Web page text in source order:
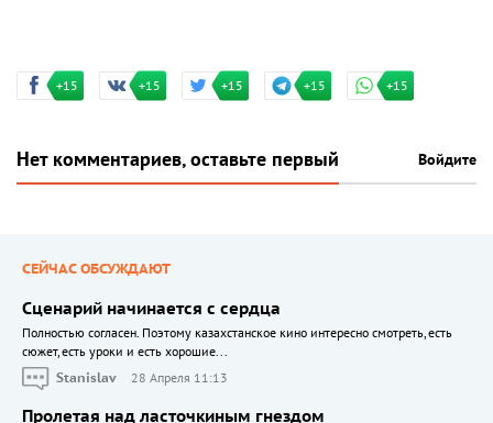
+15 +15 +15 +15 +15
Нет комментариев, оставьте первый Войдите
СЕЙЧАС ОБСУЖДАЮТ
Сценарий начинается с сердца
Полностью согласен. Поэтому казахстанское кино интересно смотреть, есть
сюжет, есть уроки и есть хорошие...
Stanislav
28 Апреля 11:13
Пролетая над ласточкиным гнездом